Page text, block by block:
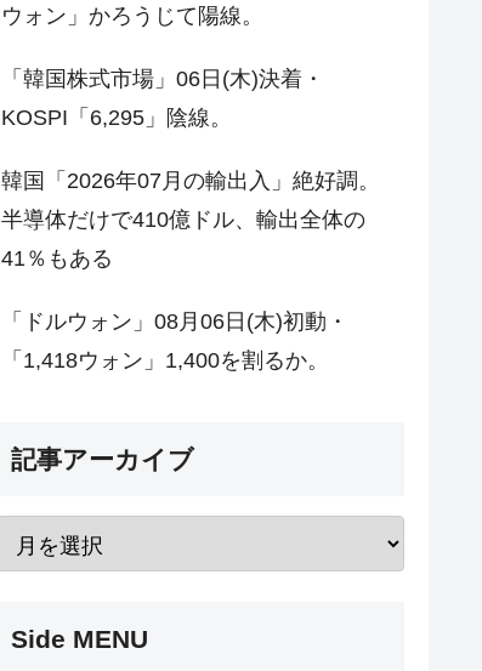
ウォン」かろうじて陽線。
「韓国株式市場」06日(木)決着・
KOSPI「6,295」陰線。
韓国「2026年07月の輸出入」絶好調。
半導体だけで410億ドル、輸出全体の
41％もある
「ドルウォン」08月06日(木)初動・
「1,418ウォン」1,400を割るか。
記事アーカイブ
Side MENU